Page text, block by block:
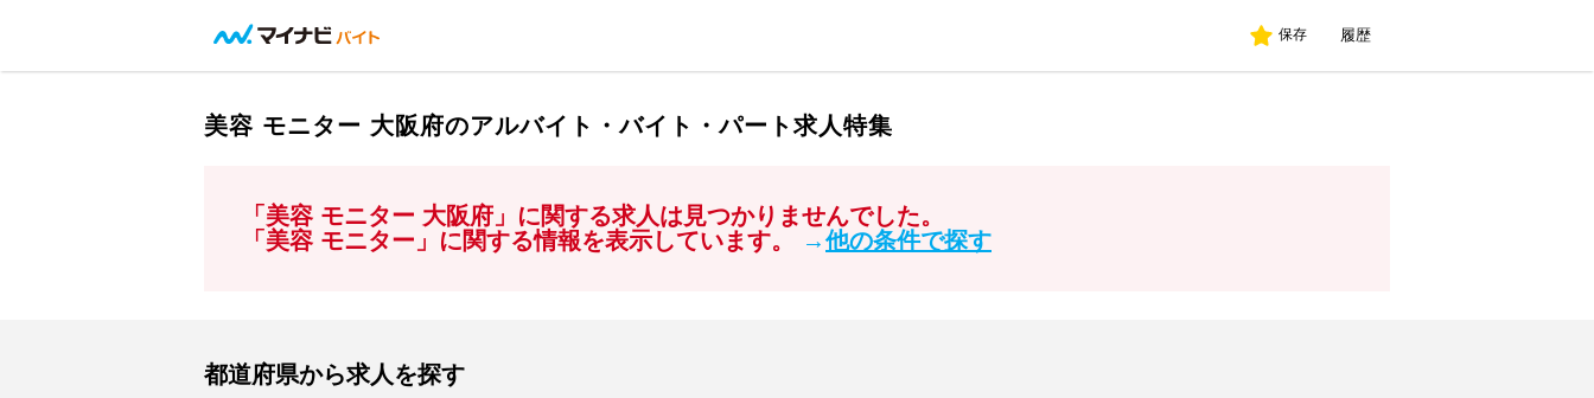
保存 履歴
美容 モニター 大阪府のアルバイト・バイト・パート求人特集
「美容 モニター 大阪府」に関する求人は見つかりませんでした。
「美容 モニター」に関する情報を表示しています。
→他の条件で探す
都道府県から求人を探す